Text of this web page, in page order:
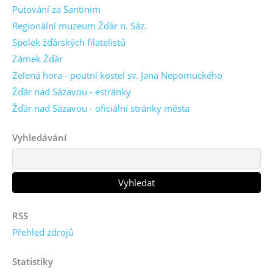
Putování za Santinim
Regionální muzeum Žďár n. Sáz.
Spolek žďárských filatelistů
Zámek Žďár
Zelená hora - poutní kostel sv. Jana Nepomuckého
Žďár nad Sázavou - estránky
Žďár nad Sázavou - oficiální stránky města
Vyhledávání
RSS
Přehled zdrojů
Statistiky